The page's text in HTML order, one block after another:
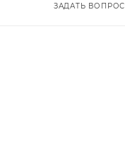
ЗАДАТЬ ВОПРОС